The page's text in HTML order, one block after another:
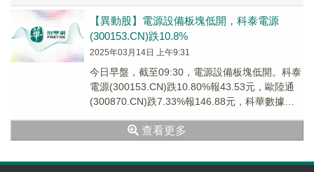
【異動股】電源設備板塊低開，科泰電源
(300153.CN)跌10.8%
2025年03月14日 上午9:31
今日早盤，截至09:30，電源設備板塊低開。科泰
電源(300153.CN)跌10.80%報43.53元，歐陸通
(300870.CN)跌7.33%報146.88元，科華數據
查看更多